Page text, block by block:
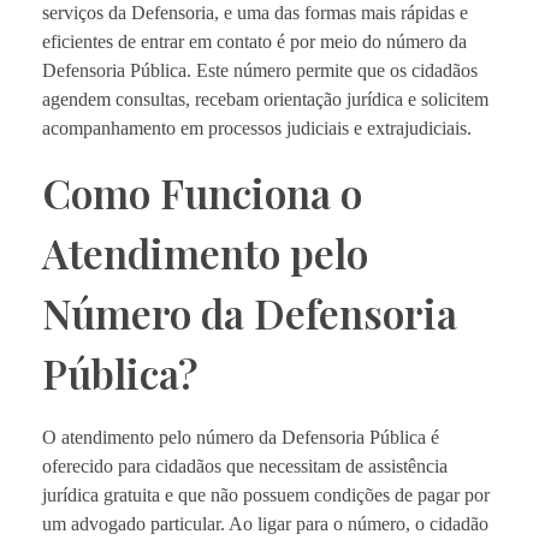
serviços da Defensoria, e uma das formas mais rápidas e
eficientes de entrar em contato é por meio do número da
Defensoria Pública. Este número permite que os cidadãos
agendem consultas, recebam orientação jurídica e solicitem
acompanhamento em processos judiciais e extrajudiciais.
Como Funciona o
Atendimento pelo
Número da Defensoria
Pública?
O atendimento pelo número da Defensoria Pública é
oferecido para cidadãos que necessitam de assistência
jurídica gratuita e que não possuem condições de pagar por
um advogado particular. Ao ligar para o número, o cidadão